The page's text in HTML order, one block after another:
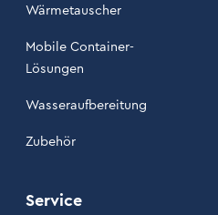
Wärmetauscher
Mobile Container-
Lösungen
Wasseraufbereitung
Zubehör
Service